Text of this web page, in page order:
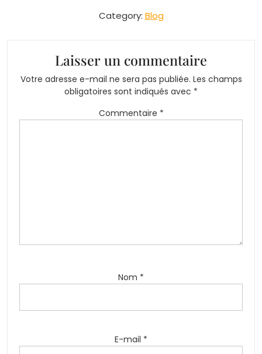
Category: Blog
Laisser un commentaire
Votre adresse e-mail ne sera pas publiée. Les champs
obligatoires sont indiqués avec *
Commentaire *
Nom *
E-mail *